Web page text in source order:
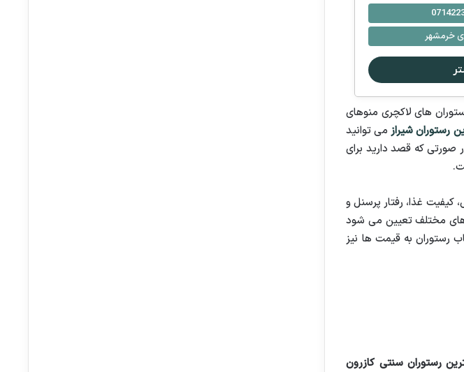
خرمشهر
های لاکچری منوهای
رستوران شیراز می توانید
صورتی که قصد دارید برای
غذا، رفتار پرسنل و
مختلف تعیین می شود
رستوران به قیمت ها نیز
رستوران سنتی کازرون